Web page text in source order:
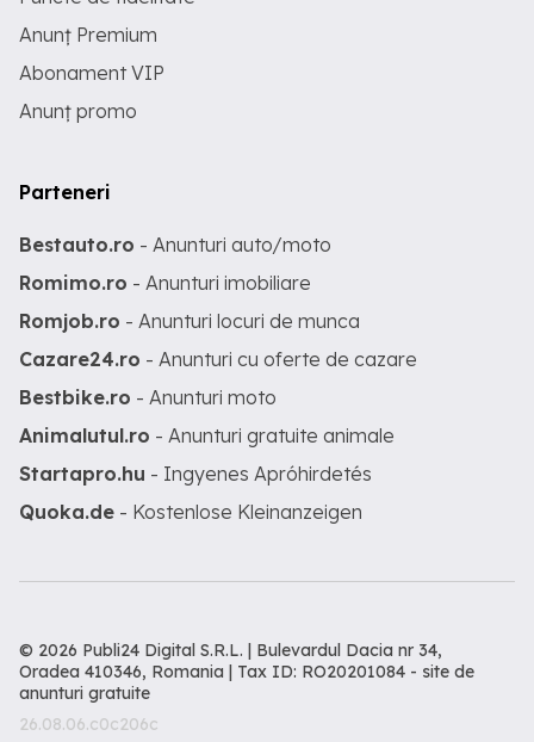
Anunț Premium
Abonament VIP
Anunț promo
Parteneri
Bestauto.ro - Anunturi auto/moto
Romimo.ro - Anunturi imobiliare
Romjob.ro - Anunturi locuri de munca
Cazare24.ro - Anunturi cu oferte de cazare
Bestbike.ro - Anunturi moto
Animalutul.ro - Anunturi gratuite animale
Startapro.hu - Ingyenes Apróhirdetés
Quoka.de - Kostenlose Kleinanzeigen
© 2026 Publi24 Digital S.R.L. | Bulevardul Dacia nr 34,
Oradea 410346, Romania | Tax ID: RO20201084 - site de
anunturi gratuite
26.08.06.c0c206c